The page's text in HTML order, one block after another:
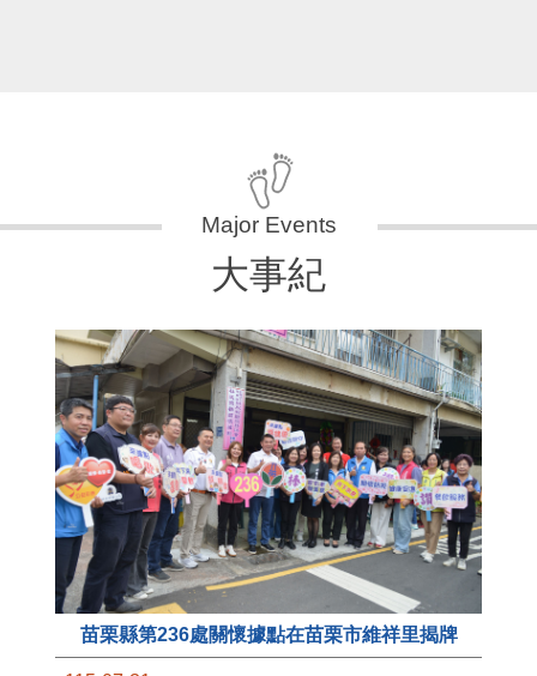
大事紀
苗栗縣第236處關懷據點在苗栗市維祥里揭牌